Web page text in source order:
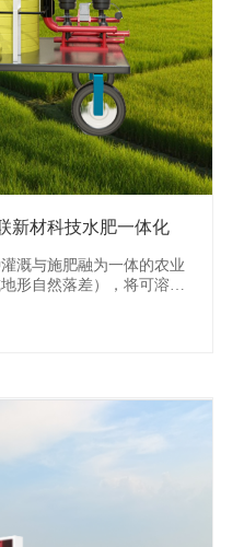
材科技水肥一体化
溉与施肥融为一体的农业
形自然落差），将可溶性
一起，通过管道系统均匀